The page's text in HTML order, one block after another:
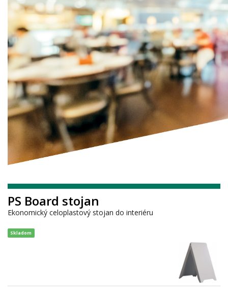
PS Board stojan
Ekonomický celoplastový stojan do interiéru
Skladom